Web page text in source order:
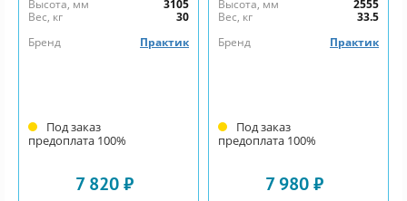
Высота, мм
3105
Вес, кг
30
Бренд
Практик
Под заказ
предоплата 100%
7 820 ₽
Высота, мм
2555
Вес, кг
33.5
Бренд
Практик
Под заказ
предоплата 100%
7 980 ₽